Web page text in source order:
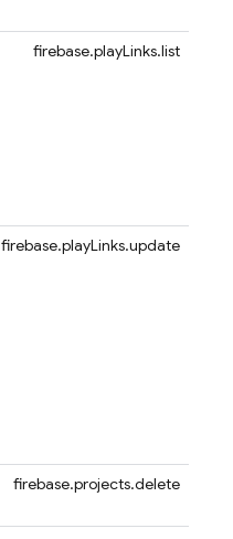
firebase.playLinks.list
firebase.playLinks.update
firebase.projects.delete